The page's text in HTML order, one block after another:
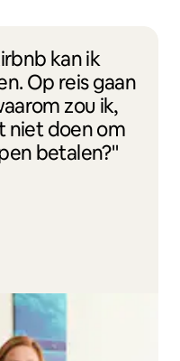
kan ik
Op reis gaan
zou ik,
niet doen om
betalen?"